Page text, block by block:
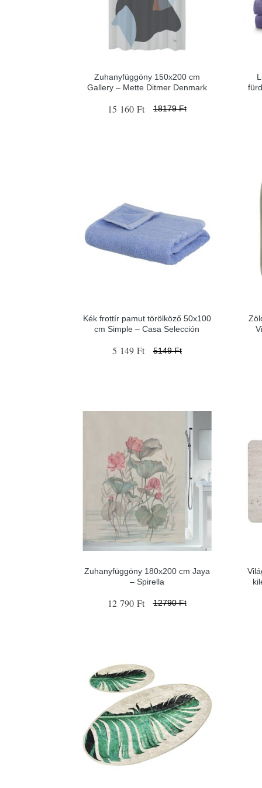
Zuhanyfüggöny 150x200 cm
Gallery – Mette Ditmer Denmark
15 160 Ft 18179 Ft
Kék frottír pamut törölköző 50x100
cm Simple – Casa Selección
5 149 Ft 5149 Ft
Zuhanyfüggöny 180x200 cm Jaya
– Spirella
12 790 Ft 12790 Ft